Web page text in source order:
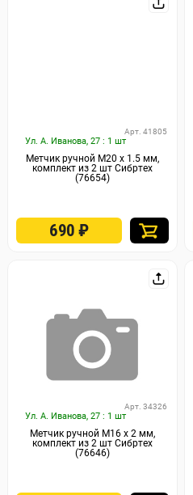
Ул. А. Иванова, 27 : 1 шт
Арт. 41805
Метчик ручной М20 х 1.5 мм,
комплект из 2 шт Сибртех
(76654)
690₽
Ул. А. Иванова, 27 : 1 шт
Арт. 34326
Метчик ручной М16 х 2 мм,
комплект из 2 шт Сибртех
(76646)